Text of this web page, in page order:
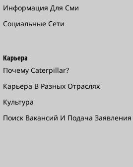
Информация Для Сми
Социальные Сети
Карьера
Почему Caterpillar?
Карьера В Разных Отраслях
Культура
Поиск Вакансий И Подача Заявления